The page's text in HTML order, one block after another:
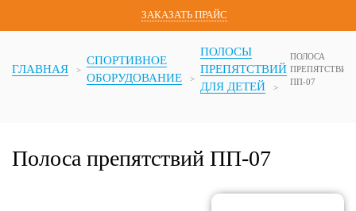
ЗАКАЗАТЬ ПРАЙС
ГЛАВНАЯ
СПОРТИВНОЕ
ОБОРУДОВАНИЕ
ПОЛОСЫ
ПРЕПЯТСТВИЙ
ДЛЯ ДЕТЕЙ
ПОЛОСА
ПРЕПЯТСТВИЙ
ПП-07
Полоса препятствий ПП-07